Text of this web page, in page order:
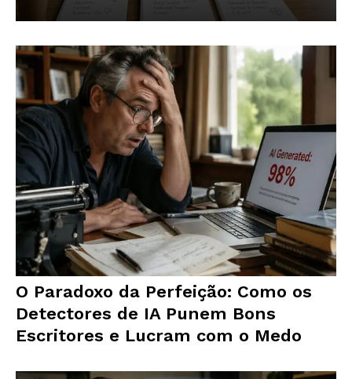
O Paradoxo da Perfeição: Como os
Detectores de IA Punem Bons
Escritores e Lucram com o Medo